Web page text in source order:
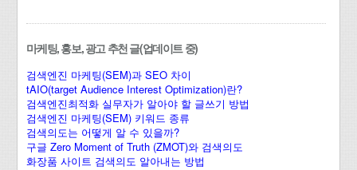
마케팅, 홍보, 광고 추천 글(업데이트 중)
검색엔진 마케팅(SEM)과 SEO 차이
tAIO(target Audience Interest Optimization)란?
검색엔진최적화 실무자가 알아야 할 글쓰기 방법
검색엔진 마케팅(SEM) 키워드 종류
검색의도는 어떻게 알 수 있을까?
구글 Zero Moment of Truth (ZMOT)와 검색의도
화장품 사이트 검색의도 알아내는 방법